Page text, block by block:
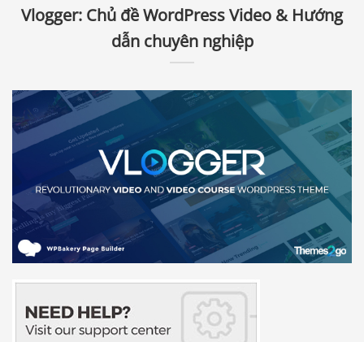
Vlogger: Chủ đề WordPress Video & Hướng
dẫn chuyên nghiệp